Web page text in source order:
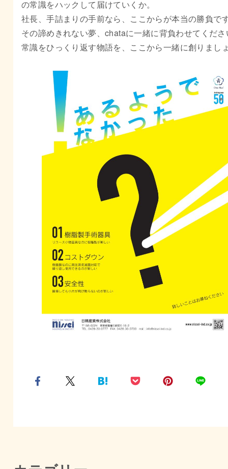
の常識をハックして届けていくか。
社長、手詰まりの手前なら、ここからが本当の勝負で
その諦めきれない夢、chataに一緒に背負わせてくだ
常識をひっくり返す物語を、ここから一緒に創りまし